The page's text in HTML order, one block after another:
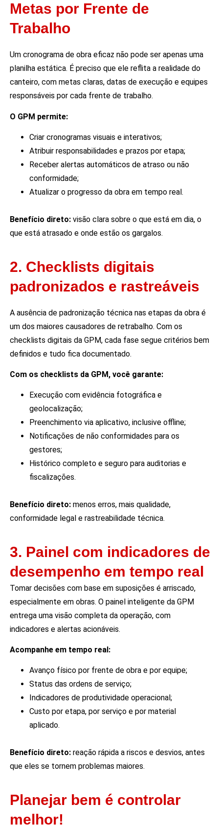
Metas por Frente de
Trabalho
Um cronograma de obra eficaz não pode ser apenas uma
planilha estática. É preciso que ele reflita a realidade do
canteiro, com metas claras, datas de execução e equipes
responsáveis por cada frente de trabalho.
O GPM permite:
Criar cronogramas visuais e interativos;
Atribuir responsabilidades e prazos por etapa;
Receber alertas automáticos de atraso ou não
conformidade;
Atualizar o progresso da obra em tempo real.
Benefício direto: visão clara sobre o que está em dia, o
que está atrasado e onde estão os gargalos.
2. Checklists digitais
padronizados e rastreáveis
A ausência de padronização técnica nas etapas da obra é
um dos maiores causadores de retrabalho. Com os
checklists digitais da GPM, cada fase segue critérios bem
definidos e tudo fica documentado.
Com os checklists da GPM, você garante:
Execução com evidência fotográfica e
geolocalização;
Preenchimento via aplicativo, inclusive offline;
Notificações de não conformidades para os
gestores;
Histórico completo e seguro para auditorias e
fiscalizações.
Benefício direto: menos erros, mais qualidade,
conformidade legal e rastreabilidade técnica.
3. Painel com indicadores de
desempenho em tempo real
Tomar decisões com base em suposições é arriscado,
especialmente em obras. O painel inteligente da GPM
entrega uma visão completa da operação, com
indicadores e alertas acionáveis.
Acompanhe em tempo real:
Avanço físico por frente de obra e por equipe;
Status das ordens de serviço;
Indicadores de produtividade operacional;
Custo por etapa, por serviço e por material
aplicado.
Benefício direto: reação rápida a riscos e desvios, antes
que eles se tornem problemas maiores.
Planejar bem é controlar
melhor!